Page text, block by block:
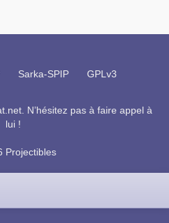
Sarka-SPIP GPLv3
. N’hésitez pas à faire appel à
lui !
Projectibles